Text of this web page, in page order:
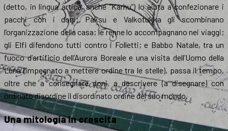
(detto, in lingua artica, anche “Karhu”) lo aiuta a confezionare i
pacchi con i doni; Paksu e Valkotukka gli scombinano
l’organizzazione della casa; le renne lo accompagnano nei viaggi;
gli Elfi difendono tutti contro i Folletti; e Babbo Natale, tra un
fuoco d’artificio dell’Aurora Boreale e una visita dell’Uomo della
Luna (impegnato a mettere ordine tra le stelle), passa il tempo,
oltre che a consegnare doni, a descrivere (a disegnare) con
ordinato disordine il disordinato ordine del suo mondo.
Una mitologia in crescita